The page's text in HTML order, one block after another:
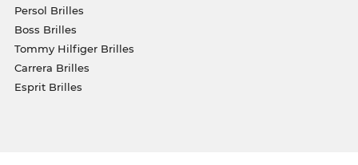
Persol Brilles
Boss Brilles
Tommy Hilfiger Brilles
Carrera Brilles
Esprit Brilles